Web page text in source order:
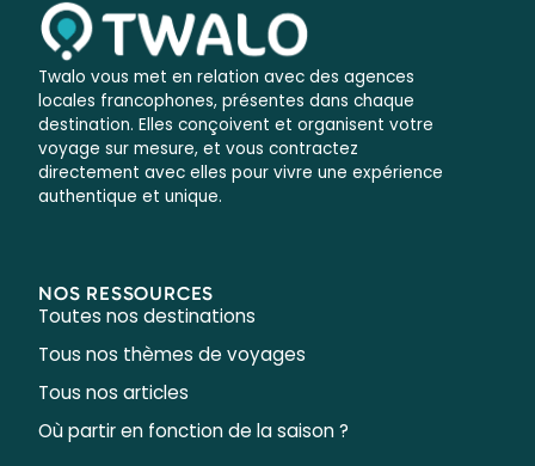
Twalo vous met en relation avec des agences
locales francophones, présentes dans chaque
destination. Elles conçoivent et organisent votre
voyage sur mesure, et vous contractez
directement avec elles pour vivre une expérience
authentique et unique.
NOS RESSOURCES
Toutes nos destinations
Tous nos thèmes de voyages
Tous nos articles
Où partir en fonction de la saison ?